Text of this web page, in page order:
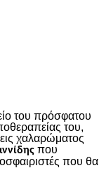
του πρόσφατου
του,
χαλαρώματος
που
που θα